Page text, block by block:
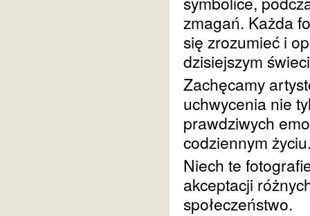
zmagań. Każda
się zrozumieć i
dzisiejszym
Zachęcamy
uchwycenia nie
prawdziwych
codziennym
Niech te
akceptacji
społeczeństwo.